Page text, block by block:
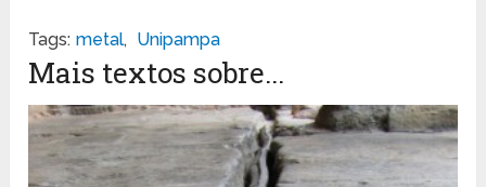
Tags: metal, Unipampa
Mais textos sobre...